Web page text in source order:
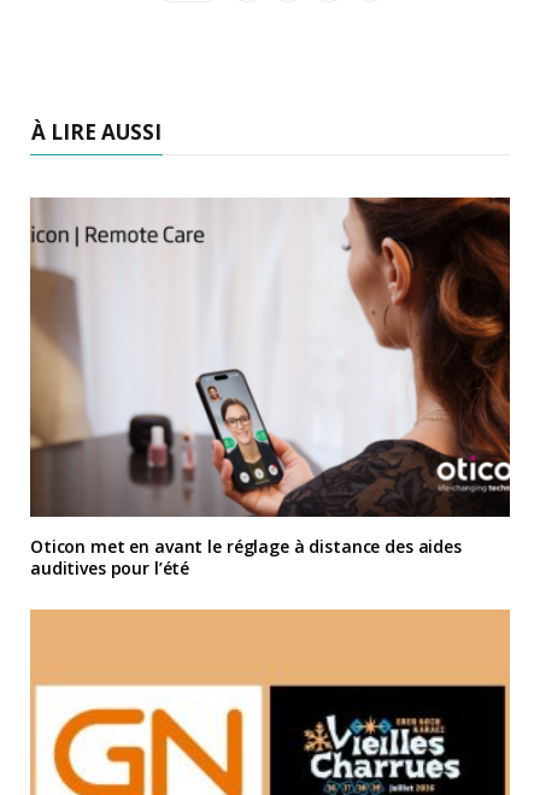
À LIRE AUSSI
Oticon met en avant le réglage à distance des aides
auditives pour l’été